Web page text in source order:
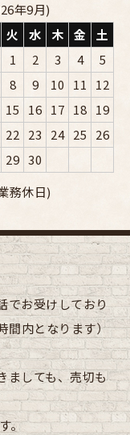
年9月)
火 水 木 金
土
1
2 3 4
5
8 9 10 11
12
15 16 17 18 19
22 23 24 25
26
29 30
務休日)
でお受けしており
間内となります）
ましても、売切も
。